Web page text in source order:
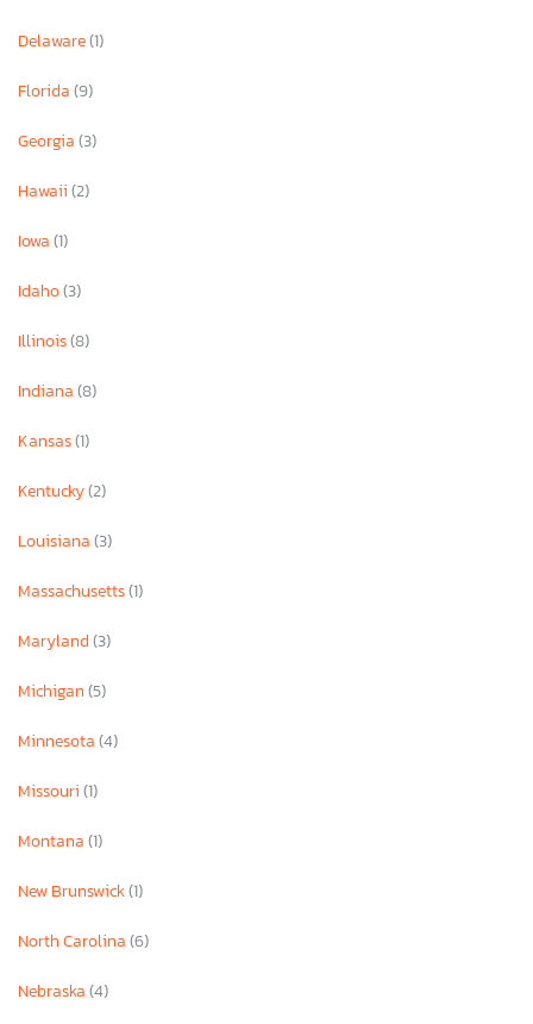
Delaware(1)
Florida(9)
Georgia(3)
Hawaii(2)
Iowa(1)
Idaho(3)
Illinois(8)
Indiana(8)
Kansas(1)
Kentucky(2)
Louisiana(3)
Massachusetts(1)
Maryland(3)
Michigan(5)
Minnesota(4)
Missouri(1)
Montana(1)
New Brunswick(1)
North Carolina(6)
Nebraska(4)